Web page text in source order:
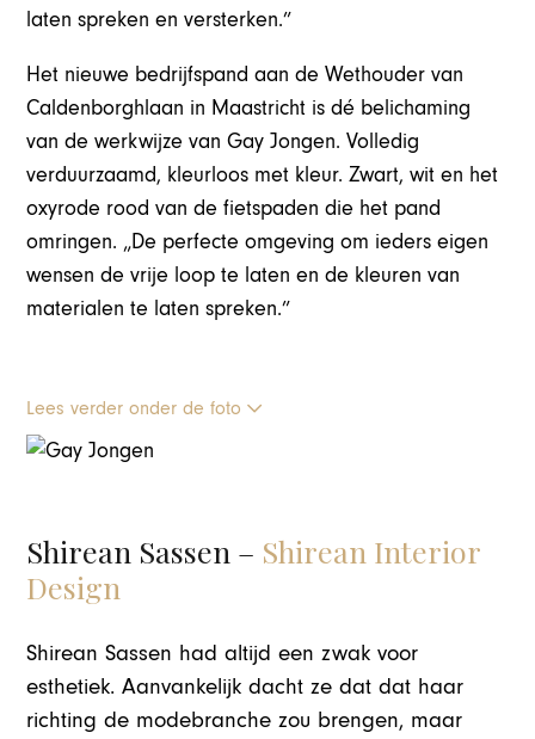
laten spreken en versterken.”
Het nieuwe bedrijfspand aan de Wethouder van
Caldenborghlaan in Maastricht is dé belichaming
van de werkwijze van Gay Jongen. Volledig
verduurzaamd, kleurloos met kleur. Zwart, wit en het
oxyrode rood van de fietspaden die het pand
omringen. „De perfecte omgeving om ieders eigen
wensen de vrije loop te laten en de kleuren van
materialen te laten spreken.”
Lees verder onder de foto
Shirean Sassen – Shirean Interior
Design
Shirean Sassen had altijd een zwak voor
esthetiek. Aanvankelijk dacht ze dat dat haar
richting de modebranche zou brengen, maar